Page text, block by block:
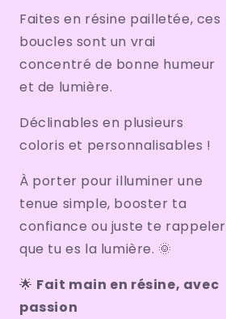
Faites en résine pailletée, ces
boucles sont un vrai
concentré de bonne humeur
et de lumière.
Déclinables en plusieurs
coloris et personnalisables !
À porter pour illuminer une
tenue simple, booster ta
confiance ou juste te rappeler
que tu es la lumière. 🌞
🌟 Fait main en résine, avec
passion